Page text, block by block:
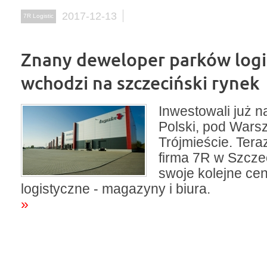
7R Logistic 2017-12-13
Znany deweloper parków
wchodzi na szczeciński rynek
Inwestowali już
Polski, pod
Trójmieście.
firma 7R w
swoje kolejne
logistyczne - magazyny i biura.
»